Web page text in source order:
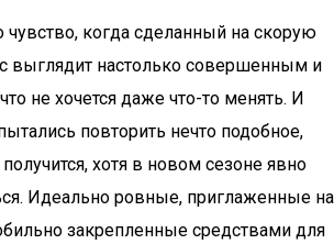
когда сделанный на скорую
выглядит настолько совершенным и
не хочется даже что-то менять. И
повторить нечто подобное,
хотя в новом сезоне явно
Идеально ровные, приглаженные на
закрепленные средствами для